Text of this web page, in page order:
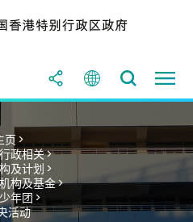
页 >
政相关 >
及计划 >
构及基金 >
年团 >
活动